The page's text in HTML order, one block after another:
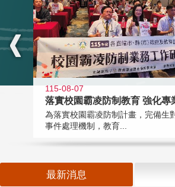
115-08-07
落實校園霸凌防制教育 強化專
為落實校園霸凌防制計畫，完備生
事件處理機制，教育...
最新消息